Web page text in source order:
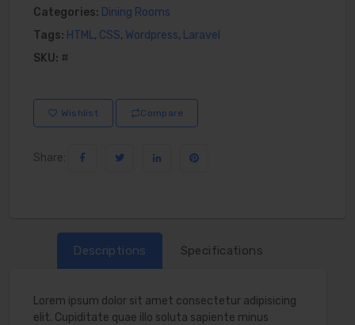
Categories: Dining Rooms
Tags: HTML, CSS, Wordpress, Laravel
SKU: #
Wishlist Compare
Share:
Descriptions Specifications
Lorem ipsum dolor sit amet consectetur adipisicing
elit. Cupiditate quae illo soluta sapiente minus